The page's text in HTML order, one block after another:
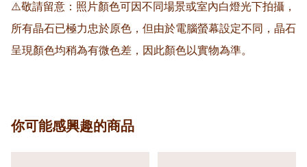
⚠️敬請留意：照片顏色可因不同場景或室內白燈光下拍攝，
所有晶石已極力忠於原色，但由於電腦螢幕設定不同，晶石
呈現顏色均稍為有微色差，因此顏色以實物為準。
你可能感興趣的商品